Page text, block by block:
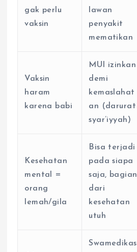
gak perlu
vaksin
lawan
penyakit
mematikan
Vaksin
haram
karena babi
MUI izinkan
demi
kemaslahat
an (darurat
syar’iyyah)
Kesehatan
mental =
orang
lemah/gila
Bisa terjadi
pada siapa
saja, bagian
dari
kesehatan
utuh
Swamedikas